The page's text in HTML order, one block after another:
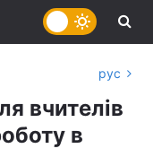
рус
вчителів
в